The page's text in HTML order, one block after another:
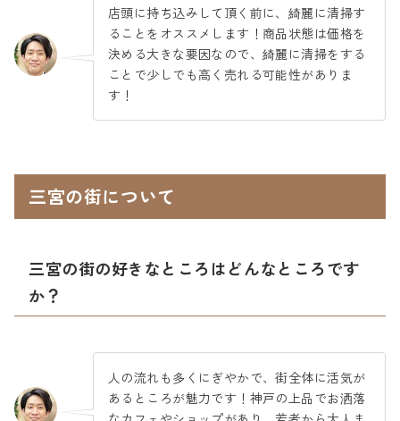
店頭に持ち込みして頂く前に、綺麗に清掃す
ることをオススメします！商品状態は価格を
決める大きな要因なので、綺麗に清掃をする
ことで少しでも高く売れる可能性がありま
す！
三宮の街について
三宮の街の好きなところはどんなところです
か？
人の流れも多くにぎやかで、街全体に活気が
あるところが魅力です！神戸の上品でお洒落